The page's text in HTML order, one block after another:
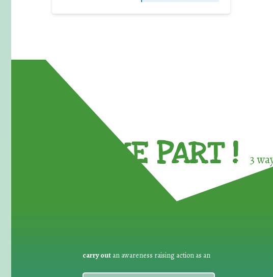
TAKE PART ! 3
carry out an awareness raising action as an